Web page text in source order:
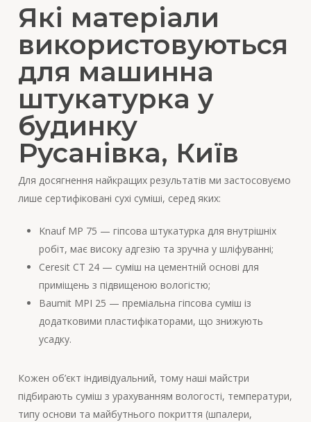
Які матеріали
використовуються
для машинна
штукатурка у
будинку
Русанівка, Київ
Для досягнення найкращих результатів ми застосовуємо
лише сертифіковані сухі суміші, серед яких:
Knauf MP 75 — гіпсова штукатурка для внутрішніх
робіт, має високу адгезію та зручна у шліфуванні;
Ceresit CT 24 — суміш на цементній основі для
приміщень з підвищеною вологістю;
Baumit MPI 25 — преміальна гіпсова суміш із
додатковими пластифікаторами, що знижують
усадку.
Кожен об’єкт індивідуальний, тому наші майстри
підбирають суміш з урахуванням вологості, температури,
типу основи та майбутнього покриття (шпалери,